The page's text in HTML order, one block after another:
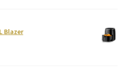
Blazer